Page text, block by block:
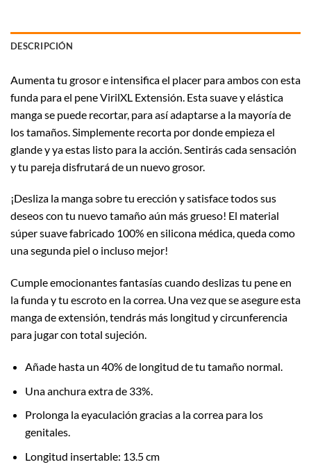
DESCRIPCIÓN
Aumenta tu grosor e intensifica el placer para ambos con esta
funda para el pene VirilXL Extensión. Esta suave y elástica
manga se puede recortar, para así adaptarse a la mayoría de
los tamaños. Simplemente recorta por donde empieza el
glande y ya estas listo para la acción. Sentirás cada sensación
y tu pareja disfrutará de un nuevo grosor.
¡Desliza la manga sobre tu erección y satisface todos sus
deseos con tu nuevo tamaño aún más grueso! El material
súper suave fabricado 100% en silicona médica, queda como
una segunda piel o incluso mejor!
Cumple emocionantes fantasías cuando deslizas tu pene en
la funda y tu escroto en la correa. Una vez que se asegure esta
manga de extensión, tendrás más longitud y circunferencia
para jugar con total sujeción.
Añade hasta un 40% de longitud de tu tamaño normal.
Una anchura extra de 33%.
Prolonga la eyaculación gracias a la correa para los
genitales.
Longitud insertable: 13.5 cm